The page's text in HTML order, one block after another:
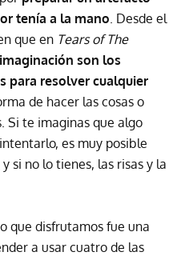
tenía a la mano . Desde el
que en Tears of The
son los
para resolver cualquier
de hacer las cosas o
Si te imaginas que algo
es muy posible
si no lo tienes, las risas y la
que disfrutamos fue una
a usar cuatro de las